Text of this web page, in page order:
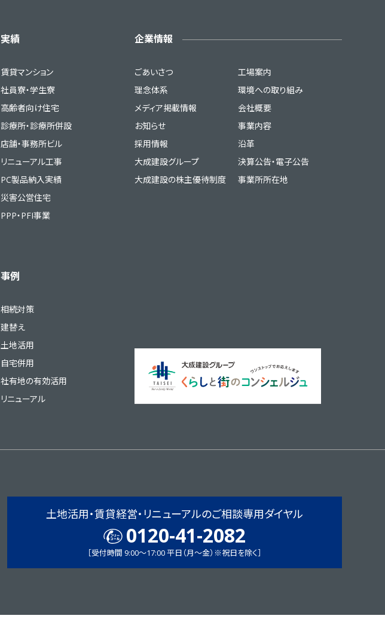
実績
賃貸マンション
社員寮・学生寮
高齢者向け住宅
診療所・診療所併設
店舗・事務所ビル
リニューアル工事
PC製品納入実績
災害公営住宅
PPP・PFI事業
事例
相続対策
建替え
土地活用
自宅併用
社有地の有効活用
リニューアル
企業情報
ごあいさつ
工場案内
理念体系
環境への取り組み
メディア掲載情報
会社概要
お知らせ
事業内容
採用情報
沿革
大成建設グループ
決算公告・電子公告
大成建設の株主優待制度
事業所所在地
土地活用・賃貸経営・リニューアルのご相談専用ダイヤル
0120-41-2082
［受付時間 9:00〜17:00 平日（月〜金）※祝日を除く］